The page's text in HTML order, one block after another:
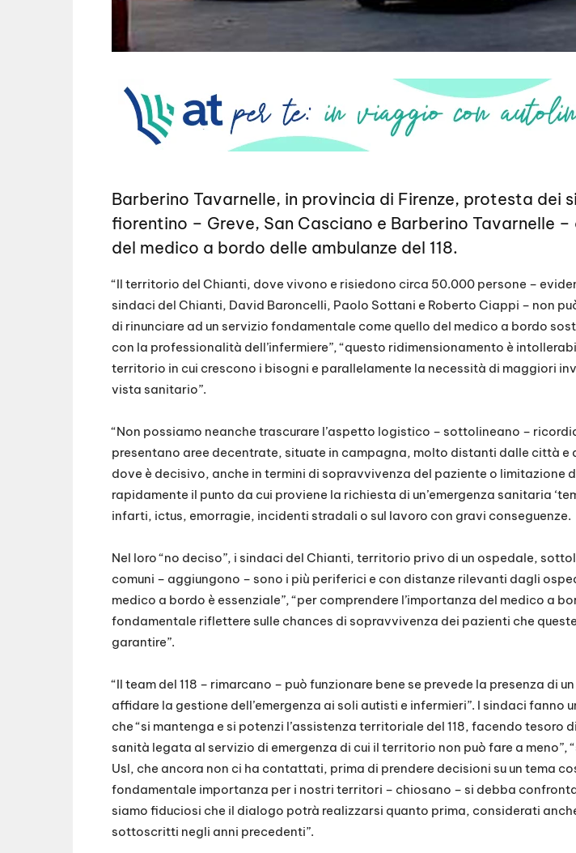
Barberino Tavarnelle, in provincia di Firenze, protesta dei
fiorentino – Greve, San Casciano e Barberino Tavarnelle
del medico a bordo delle ambulanze del 118.
“Il territorio del Chianti, dove vivono e risiedono circa 50.000 persone –
sindaci del Chianti, David Baroncelli, Paolo Sottani e Roberto Ciappi – non
di rinunciare ad un servizio fondamentale come quello del medico a bordo
con la professionalità dell’infermiere”, “questo ridimensionamento è
territorio in cui crescono i bisogni e parallelamente la necessità di maggiori
vista sanitario”.
“Non possiamo neanche trascurare l’aspetto logistico – sottolineano –
presentano aree decentrate, situate in campagna, molto distanti dalle città e
dove è decisivo, anche in termini di sopravvivenza del paziente o limitazione
rapidamente il punto da cui proviene la richiesta di un’emergenza sanitaria
infarti, ictus, emorragie, incidenti stradali o sul lavoro con gravi conseguenze.
Nel loro “no deciso”, i sindaci del Chianti, territorio privo di un ospedale,
comuni – aggiungono – sono i più periferici e con distanze rilevanti dagli
medico a bordo è essenziale”, “per comprendere l’importanza del medico a
fondamentale riflettere sulle chances di sopravvivenza dei pazienti che
garantire”.
“Il team del 118 – rimarcano – può funzionare bene se prevede la presenza di
affidare la gestione dell’emergenza ai soli autisti e infermieri”. I sindaci fanno
che “si mantenga e si potenzi l’assistenza territoriale del 118, facendo tesoro
sanità legata al servizio di emergenza di cui il territorio non può fare a meno”,
Usl, che ancora non ci ha contattati, prima di prendere decisioni su un tema
fondamentale importanza per i nostri territori – chiosano – si debba
siamo fiduciosi che il dialogo potrà realizzarsi quanto prima, considerati
sottoscritti negli anni precedenti”.